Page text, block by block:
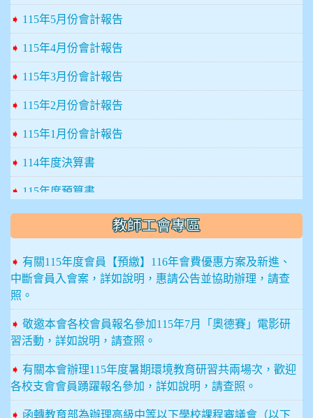
➧轉知臺南市「菜奇鴨＆夜奇鴨守護府城．反賄選知識大
挑戰」網路有獎徵答活動
➧ 轉知「桃園市政府鼓勵所屬機關學校及事業機構員工提
升臺灣台語能力作業要點」，並自中華民國115年7月23日
生效
➧轉知桃園市第11屆公教人員桌球錦標賽實施計畫
➧轉知本府115年數位學習推廣活動第2期－「線上學習新
視界，數位淘學趣無窮」活動
➧ 轉知龍華科技大學傑出校友推薦相關資訊
➧
本府115年公教員工特約托育服務機構名單及優惠措施一
覽表
➧ 轉知「eCPA人事服務網」自115年12月8日起全面實施
「多因子驗證機制」
➧轉知公立高級中等以下學校教師採計曾任2所以上公立幼
兒園契約進用教保員及私立幼兒園專任教師年資相關疑義
➧轉知連江縣「115學年度國民中小學新進教師聯合甄選簡
章」資訊
➧因應115年地方公職人員選舉將屆，宣導行政中立及教育
➧ 115年5月份會計報告
➧ 115年4月份會計報告
➧ 115年3月份會計報告
➧ 115年2月份會計報告
➧ 115年1月份會計報告
➧ 114年度決算書
➧ 115年度預算書
➧ 114年12月份會計報告
➧114年10月份會計報告
➧104年預算書案
114年8月份會計報告
➧114年7月份會計報告
教師工會專區
➧ 有關115年度會員【預繳】116年會費優惠方案及新進、
中斷會員入會案，詳如說明，惠請公告並協助辦理，請查
照。
➧ 敬邀本會各校會員報名參加115年7月「奧德賽」電影研
習活動，詳如說明，請查照。
➧ 有關本會辦理115年度暑期環境教育研習共兩場次，歡迎
各校支會會員踴躍報名參加，詳如說明，請查照。
➧ 函轉教育部為辦理高級中等以下學校課程審議會（以下